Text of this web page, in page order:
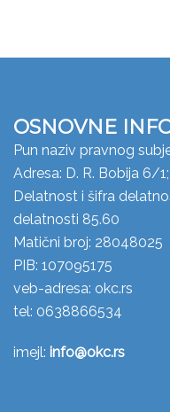
OSNOVNE
Pun naziv pravnog
Adresa: D. R. Bobija 6/
Delatnost i šifra
delatnosti 85.60
Matični broj: 28048025
PIB: 107095175
veb-adresa: okc.rs
tel: 0638866534
imejl: info@okc.rs